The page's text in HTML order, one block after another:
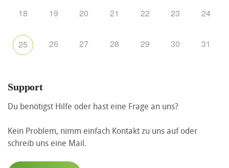
18 19 20 21 22 23 24
25 26 27 28 29 30 31
Support
Du benötigst Hilfe oder hast eine Frage an uns?
Kein Problem, nimm einfach Kontakt zu uns auf oder
schreib uns eine Mail.